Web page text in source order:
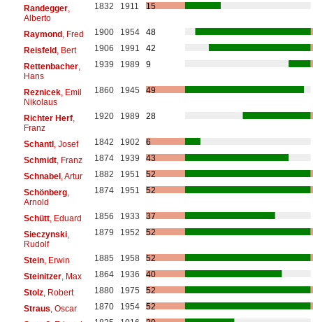
Randegger,
Alberto
1832 1911 15
Raymond, Fred 1900 1954
48
Reisfeld, Bert 1906 1991
42
Rettenbacher,
Hans
1939 1989 9
Reznicek, Emil
Nikolaus
1860 1945 49
Richter Herf,
Franz
1920 1989 28
Schantl, Josef 1842 1902
6
Schmidt, Franz 1874 1939
43
Schnabel, Artur 1882 1951
52
Schönberg,
Arnold
1874 1951 52
Schütt, Eduard 1856 1933
37
Sieczynski,
Rudolf
1879 1952 52
Stein, Erwin 1885 1958
52
Steinitzer, Max 1864 1936
40
Stolz, Robert 1880 1975
52
Straus , Oscar 1870 1954
52